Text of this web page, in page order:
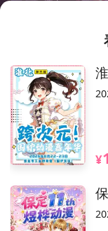
福州·
波余晖
2026.07.18（以
福州海峡文化艺
不可退 可
¥